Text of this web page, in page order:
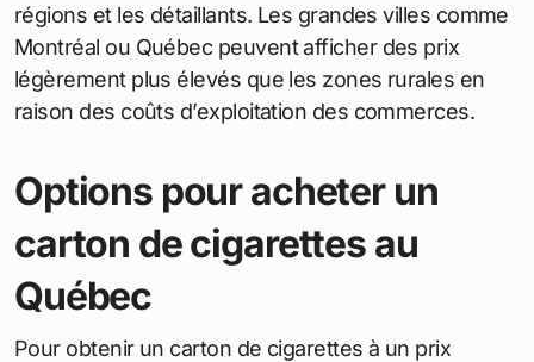
régions et les détaillants. Les grandes villes comme
Montréal ou Québec peuvent afficher des prix
légèrement plus élevés que les zones rurales en
raison des coûts d’exploitation des commerces.
Options pour acheter un
carton de cigarettes au
Québec
Pour obtenir un carton de cigarettes à un prix